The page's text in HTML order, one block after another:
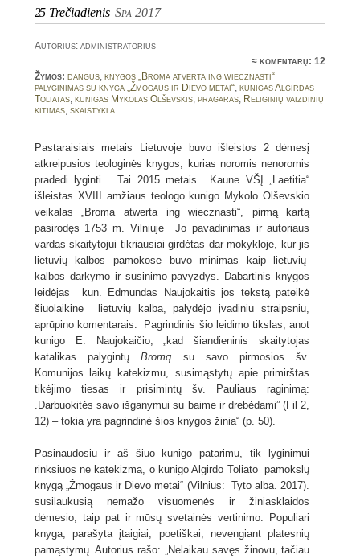
25 Trečiadienis Spa 2017
Autorius: administratorius
≈komentarų: 12
Žymos: dangus, knygos „Broma atverta ing wiecznasti“
palyginimas su knyga „Žmogaus ir Dievo metai“, kunigas Algirdas
Toliatas, kunigas Mykolas Olševskis, pragaras, Religinių vaizdinių
kitimas, skaistykla
Pastaraisiais metais Lietuvoje buvo išleistos 2 dėmesį
atkreipusios teologinės knygos, kurias noromis nenoromis
pradedi lyginti. Tai 2015 metais Kaune VŠĮ „Laetitia“
išleistas XVIII amžiaus teologo kunigo Mykolo Olševskio
veikalas „Broma atwerta ing wiecznasti“, pirmą kartą
pasirodęs 1753 m. Vilniuje Jo pavadinimas ir autoriaus
vardas skaitytojui tikriausiai girdėtas dar mokykloje, kur jis
lietuvių kalbos pamokose buvo minimas kaip lietuvių
kalbos darkymo ir susinimo pavyzdys. Dabartinis knygos
leidėjas kun. Edmundas Naujokaitis jos tekstą pateikė
šiuolaikine lietuvių kalba, palydėjo įvadiniu straipsniu,
aprūpino komentarais. Pagrindinis šio leidimo tikslas, anot
kunigo E. Naujokaičio, „kad šiandieninis skaitytojas
katalikas palygintųBromq su savo pirmosios šv.
Komunijos laikų katekizmu, susimąstytų apie primirštas
tikėjimo tiesas ir prisimintų šv. Pauliaus raginimą:
.Darbuokitės savo išganymui su baime ir drebėdami” (Fil 2,
12) – tokia yra pagrindinė šios knygos žinia“ (p. 50).
Pasinaudosiu ir aš šiuo kunigo patarimu, tik lyginimui
rinksiuos ne katekizmą, o kunigo Algirdo Toliato pamokslų
knygą „Žmogaus ir Dievo metai“ (Vilnius: Tyto alba. 2017).
susilaukusią nemažo visuomenės ir žiniasklaidos
dėmesio, taip pat ir mūsų svetainės vertinimo. Populiari
knyga, parašyta įtaigiai, poetiškai, nevengiant platesnių
pamąstymų. Autorius rašo: „Nelaikau savęs žinovu, tačiau